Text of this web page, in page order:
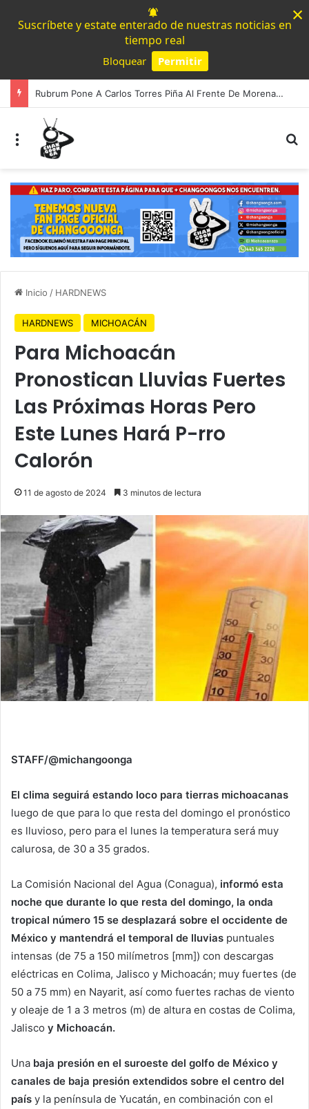
Suscríbete y estate enterado de nuestras noticias en
tiempo real
Bloquear Permitir
×
Rubrum Pone A Carlos Torres Piña Al Frente De Morena Rumbo Al 2027 X Michoacán
Menú
Inicio / HARDNEWS
HARDNEWS MICHOACÁN
Para Michoacán
Pronostican Lluvias Fuertes
Las Próximas Horas Pero
Este Lunes Hará P-rro
Calorón
11 de agosto de 2024 3 minutos de lectura
STAFF/@michangoonga
El clima seguirá estando loco para tierras michoacanas
luego de que para lo que resta del domingo el pronóstico
es lluvioso, pero para el lunes la temperatura será muy
calurosa, de 30 a 35 grados.
La Comisión Nacional del Agua (Conagua), informó esta
noche que durante lo que resta del domingo, la onda
tropical número 15 se desplazará sobre el occidente de
México y mantendrá el temporal de lluvias puntuales
intensas (de 75 a 150 milímetros [mm]) con descargas
eléctricas en Colima, Jalisco y Michoacán; muy fuertes (de
50 a 75 mm) en Nayarit, así como fuertes rachas de viento
y oleaje de 1 a 3 metros (m) de altura en costas de Colima,
Jalisco y Michoacán.
Una baja presión en el suroeste del golfo de México y
canales de baja presión extendidos sobre el centro del
país y la península de Yucatán, en combinación con el